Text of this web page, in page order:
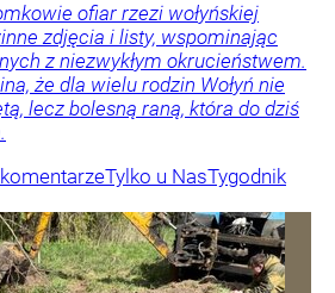
ofiar rzezi wołyńskiej
zdjęcia i listy, wspominając
z niezwykłym okrucieństwem.
że dla wielu rodzin Wołyń nie
lecz bolesną raną, która do dziś
Tylko u NasTygodnik